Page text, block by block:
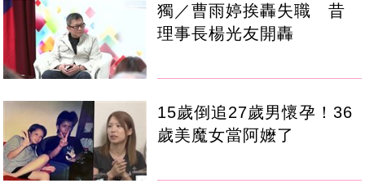
獨／曹雨婷挨轟失職 昔
理事長楊光友開轟
15歲倒追27歲男懷孕！36
歲美魔女當阿嬤了